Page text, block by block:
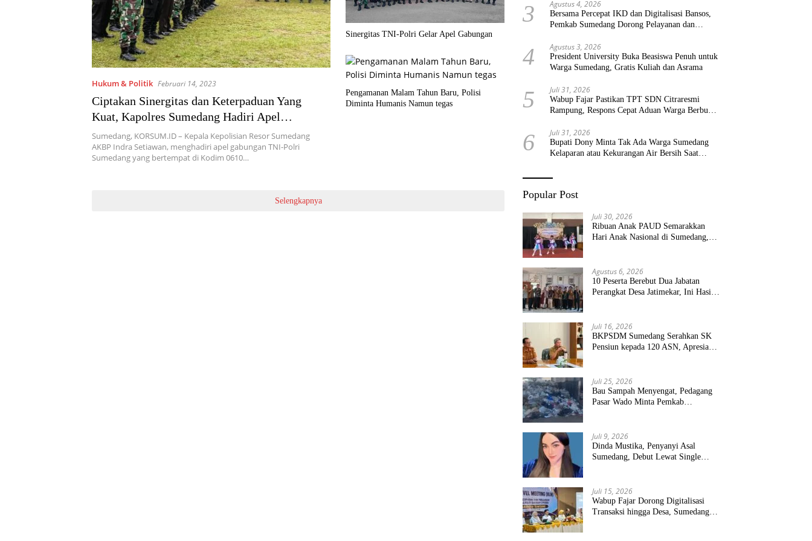
Hukum & Politik Februari 14, 2023
Ciptakan Sinergitas dan Keterpaduan Yang
Kuat, Kapolres Sumedang Hadiri Apel
Gabungan
Sumedang, KORSUM.ID – Kepala Kepolisian Resor Sumedang
AKBP Indra Setiawan, menghadiri apel gabungan TNI-Polri
Sumedang yang bertempat di Kodim 0610…
Sinergitas TNI-Polri Gelar Apel Gabungan
Pengamanan Malam Tahun Baru, Polisi
Diminta Humanis Namun tegas
Selengkapnya
3 Agustus 4, 2026
Bersama Percepat IKD dan Digitalisasi Bansos,
Pemkab Sumedang Dorong Pelayanan dan
4 Agustus 3, 2026
President University Buka Beasiswa Penuh untuk
Warga Sumedang, Gratis Kuliah dan Asrama
5 Juli 31, 2026
Wabup Fajar Pastikan TPT SDN Citraresmi
Rampung, Respons Cepat Aduan Warga Berbuah
6 Juli 31, 2026
Bupati Dony Minta Tak Ada Warga Sumedang
Kelaparan atau Kekurangan Air Bersih Saat
Popular Post
Juli 30, 2026
Ribuan Anak PAUD Semarakkan
Hari Anak Nasional di Sumedang,
Agustus 6, 2026
10 Peserta Berebut Dua Jabatan
Perangkat Desa Jatimekar, Ini Hasil
Juli 16, 2026
BKPSDM Sumedang Serahkan SK
Pensiun kepada 120 ASN, Apresiasi
Juli 25, 2026
Bau Sampah Menyengat, Pedagang
Pasar Wado Minta Pemkab
Juli 9, 2026
Dinda Mustika, Penyanyi Asal
Sumedang, Debut Lewat Single
Juli 15, 2026
Wabup Fajar Dorong Digitalisasi
Transaksi hingga Desa, Sumedang